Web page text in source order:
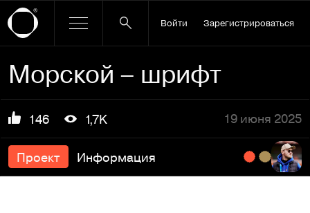
Войти Зарегистрироваться
Морской – шрифт
146 1,7K 19 июня 2025
Проект Информация